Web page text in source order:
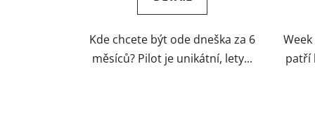
5
hvězdiček.
Kde chcete být ode dneška za 6
měsíců? Pilot je unikátní, lety...
patří